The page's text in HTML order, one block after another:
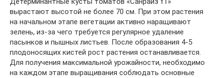
вырастают высотой не более 70 см. При этом растения
на начальном этапе вегетации активно наращивают
зелень, из-за чего требуется регулярное удаление
пасынков и пышных листьев. После образования 4-5
плодоносящих кистей рост растения останавливается.
Для получения максимальной урожайности, необходимо
на каждом этапе выращивания соблюдать основные